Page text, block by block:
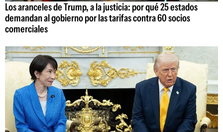
Los aranceles de Trump, a la justicia: por qué 25 estados
demandan al gobierno por las tarifas contra 60 socios
comerciales